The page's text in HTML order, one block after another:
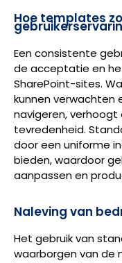
Hoe templates
Een consistente
de acceptatie en
SharePoint-sites.
kunnen verwachten
navigeren,
tevredenheid.
door een uniforme
bieden, waardoor
aanpassen en
Naleving van
Het gebruik van
waarborgen van de